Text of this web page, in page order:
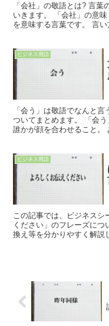
「会社」の敬語とは? 言
いきます。 「会社」の意
を意味する言葉です。 言
ビジネス用語
「会う」は敬語でなんと
ついてまとめます。 「会
誰かが顔を合わせること。
ビジネス用語
この記事では、ビジネスシ
ください」のフレーズに
換え等を分かりやすく解説